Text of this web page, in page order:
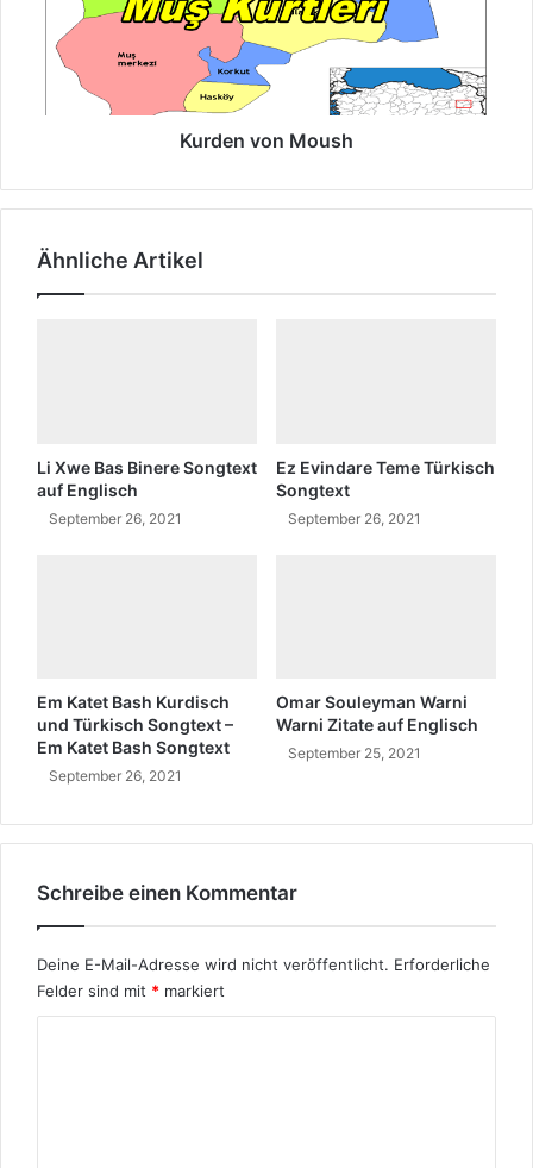
nn
u
s
Kurden von Moush
Ähnliche Artikel
Li Xwe Bas Binere Songtext
auf Englisch
September 26, 2021
Ez Evindare Teme Türkisch
Songtext
September 26, 2021
Em Katet Bash Kurdisch
und Türkisch Songtext –
Em Katet Bash Songtext
September 26, 2021
Omar Souleyman Warni
Warni Zitate auf Englisch
September 25, 2021
Schreibe einen Kommentar
Deine E-Mail-Adresse wird nicht veröffentlicht. Erforderliche
Felder sind mit * markiert